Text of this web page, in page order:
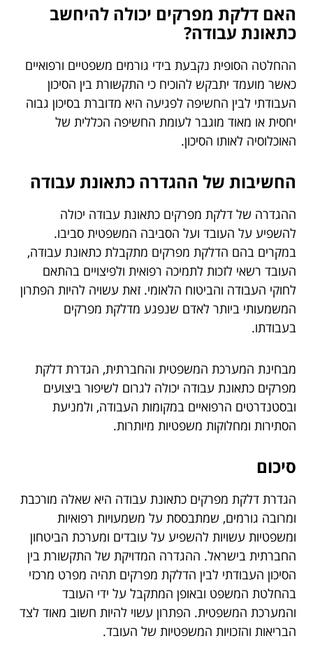
האם דלקת מפרקים יכולה להיחשב
כתאונת עבודה?
ההחלטה הסופית נקבעת בידי גורמים משפטיים ורפואיים
כאשר מועמד יתבקש להוכיח כי התקשורת בין הסיכון
העבודתי לבין החשיפה לפגיעה היא מדוברת בסיכון גבוה
יחסית או מאוד מוגבר לעומת החשיפה הכללית של
האוכלוסיה לאותו הסיכון.
החשיבות של ההגדרה כתאונת עבודה
ההגדרה של דלקת מפרקים כתאונת עבודה יכולה
להשפיע על העובד ועל הסביבה המשפטית סביבו.
במקרים בהם הדלקת מפרקים מתקבלת כתאונת עבודה,
העובד רשאי לזכות לתמיכה רפואית ולפיצויים בהתאם
לחוקי העבודה והביטוח הלאומי. זאת עשויה להיות הפתרון
המשמעותי ביותר לאדם שנפגע מדלקת מפרקים
בעבודתו.
מבחינת המערכת המשפטית והחברתית, הגדרת דלקת
מפרקים כתאונת עבודה יכולה לגרום לשיפור ביצועים
ובסטנדרטים הרפואיים במקומות העבודה, ולמניעת
הסתירות ומחלוקות משפטיות מיותרות.
סיכום
הגדרת דלקת מפרקים כתאונת עבודה היא שאלה מורכבת
ומרובה גורמים, שמתבססת על משמעויות רפואיות
ומשפטיות עשויות להשפיע על עובדים ומערכת הביטחון
החברתית בישראל. ההגדרה המדויקת של התקשורת בין
הסיכון העבודתי לבין הדלקת מפרקים תהיה מפרט מרכזי
בהחלטת המשפט ובאופן המתקבל על ידי העובד
והמערכת המשפטית. הפתרון עשוי להיות חשוב מאוד לצד
הבריאות והזכויות המשפטיות של העובד.